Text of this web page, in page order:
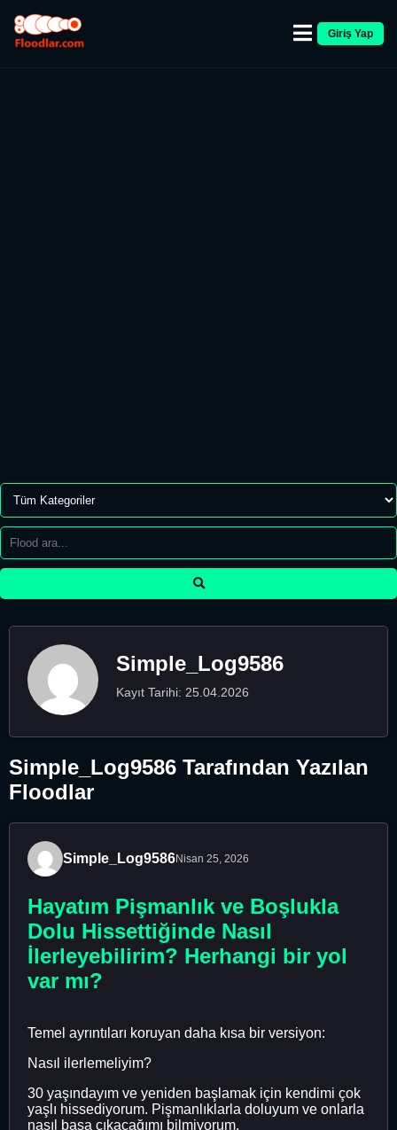
Giriş Yap
Simple_Log9586
Kayıt Tarihi: 25.04.2026
Simple_Log9586 Tarafından Yazılan
Floodlar
Simple_Log9586Nisan 25, 2026
Hayatım Pişmanlık ve Boşlukla
Dolu Hissettiğinde Nasıl
İlerleyebilirim? Herhangi bir yol
var mı?
Temel ayrıntıları koruyan daha kısa bir versiyon:
Nasıl ilerlemeliyim?
30 yaşındayım ve yeniden başlamak için kendimi çok
yaşlı hissediyorum. Pişmanlıklarla doluyum ve onlarla
nasıl başa çıkacağımı bilmiyorum.